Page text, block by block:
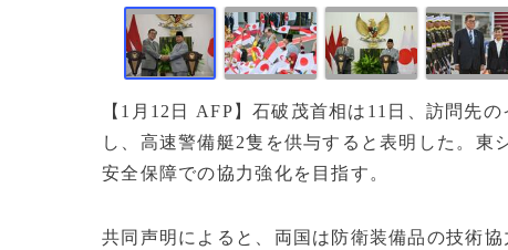
【1月12日 AFP】石破茂首相は11日、訪問先
し、高速警備艇2隻を供与すると表明した。
安全保障での協力強化を目指す。
共同声明によると、両国は防衛装備品の技術